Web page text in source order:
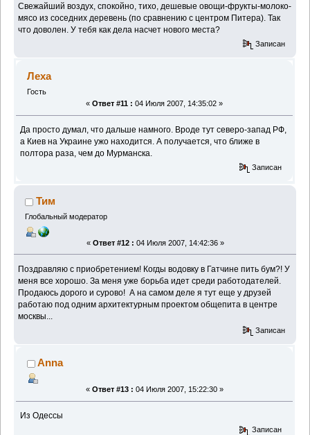
Свежайший воздух, спокойно, тихо, дешевые овощи-фрукты-молоко-
мясо из соседних деревень (по сравнению с центром Питера). Так
что доволен. У тебя как дела насчет нового места?
Записан
Леха
Гость
« Ответ #11 : 04 Июля 2007, 14:35:02 »
Да просто думал, что дальше намного. Вроде тут северо-запад РФ,
а Киев на Украине ужо находится. А получается, что ближе в
полтора раза, чем до Мурманска.
Записан
Тим
Глобальный модератор
« Ответ #12 : 04 Июля 2007, 14:42:36 »
Поздравляю с приобретением! Когды водовку в Гатчине пить бум?! У
меня все хорошо. За меня уже борьба идет среди работодателей.
Продаюсь дорого и сурово! А на самом деле я тут еще у друзей
работаю под одним архитектурным проектом общепита в центре
москвы...
Записан
Anna
« Ответ #13 : 04 Июля 2007, 15:22:30 »
Из Одессы
Записан